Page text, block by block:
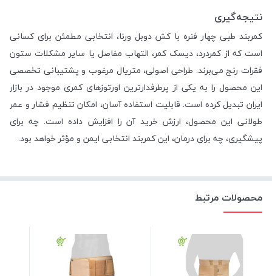
نتیجه‌گیری
کمربند طبی چهار فنره با کش دوبل ورنا، انتخابی مطمئن برای کسانی
است که از کمردرد، دیسک کمر، التهاب مفاصل یا سایر مشکلات ستون
فقرات رنج می‌برند. طراحی اصولی، متریال مرغوب و پشتیبانی تخصصی
این محصول را به یکی از پرطرفدارترین اورتوزهای کمری موجود در بازار
ایران تبدیل کرده است. قابلیت استفاده آسان، امکان تنظیم فشار و عمر
طولانی این محصول، ارزش خرید آن را افزایش داده است. چه برای
پیشگیری، چه برای درمان، این کمربند انتخابی ایمن و مؤثر خواهد بود.
محصولات مرتبط